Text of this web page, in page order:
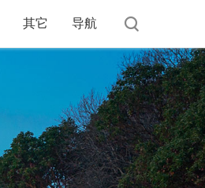
其它 导航